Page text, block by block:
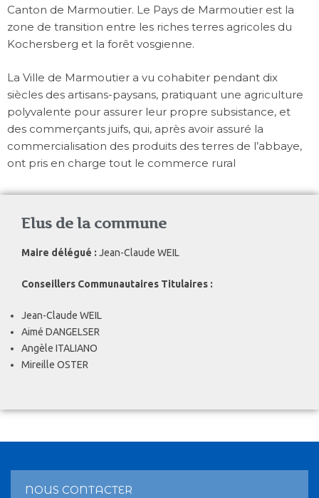
Canton de Marmoutier. Le Pays de Marmoutier est la
zone de transition entre les riches terres agricoles du
Kochersberg et la forêt vosgienne.
La Ville de Marmoutier a vu cohabiter pendant dix
siècles des artisans-paysans, pratiquant une agriculture
polyvalente pour assurer leur propre subsistance, et
des commerçants juifs, qui, après avoir assuré la
commercialisation des produits des terres de l’abbaye,
ont pris en charge tout le commerce rural
Elus de la commune
Maire délégué : Jean-Claude WEIL
Conseillers Communautaires Titulaires :
Jean-Claude WEIL
Aimé DANGELSER
Angèle ITALIANO
Mireille OSTER
NOUS CONTACTER